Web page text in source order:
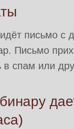
письмо с
Письмо
в спам или